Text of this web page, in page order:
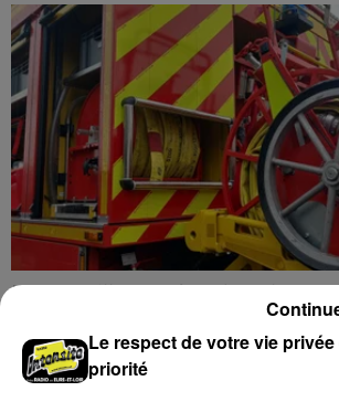
La circulation a été fortement
après-midi sur la D910 à hauteur de
suite d'une collision entre trois
Nottonville : un feu de
mobilise 13 sapeurs-pompiers
Un incendie s'est déclaré en début
août dans le jardin d'une habitation
Le respect de votre vie
priorité